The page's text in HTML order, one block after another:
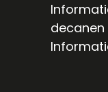
decanen